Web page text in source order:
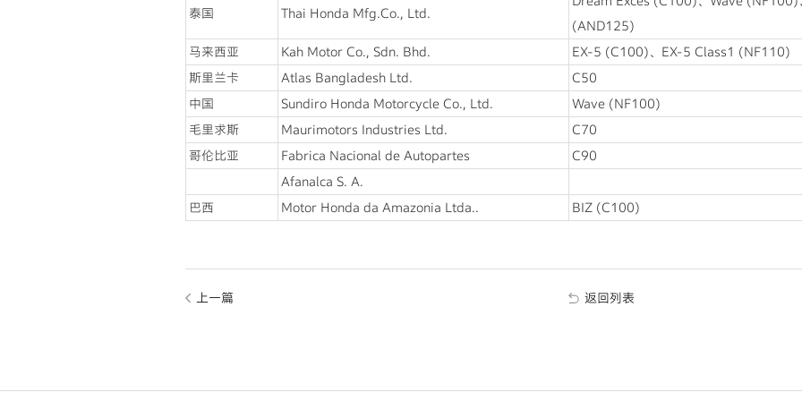
泰国 Thai Honda Mfg.Co., Ltd.
(AND125)
马来西亚
Kah Motor Co., Sdn. Bhd.
EX-5 (C100)、EX-5 Class1 (NF110)
斯里兰卡
Atlas Bangladesh Ltd.
C50
中国
Sundiro Honda Motorcycle Co., Ltd.
Wave (NF100)
毛里求斯
Maurimotors Industries Ltd.
C70
哥伦比亚
Fabrica Nacional de Autopartes
C90
Afanalca S. A.
巴西
Motor Honda da Amazonia Ltda.. BIZ (C100)
上一篇 返回列表